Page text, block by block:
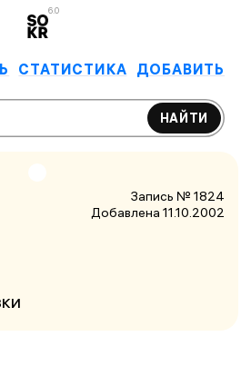
6.0
СТАТИСТИКА ДОБАВИТЬ
НАЙТИ
Запись № 1824
Добавлена 11.10.2002